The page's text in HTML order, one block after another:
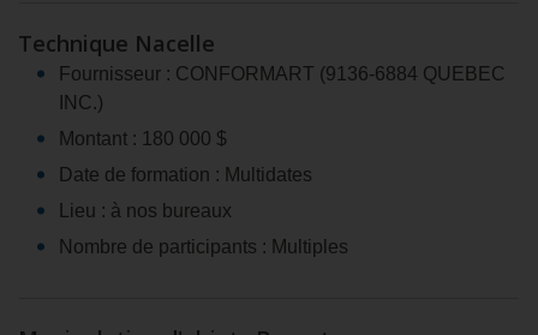
Technique Nacelle
Fournisseur : CONFORMART (9136-6884 QUEBEC
INC.)
Montant : 180 000 $
Date de formation : Multidates
Lieu : à nos bureaux
Nombre de participants : Multiples